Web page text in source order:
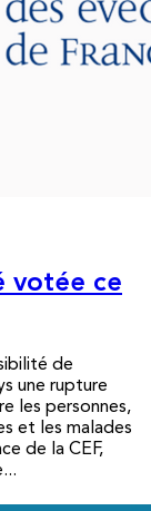
votée ce
de
une rupture
les personnes,
et les malades
de la CEF,